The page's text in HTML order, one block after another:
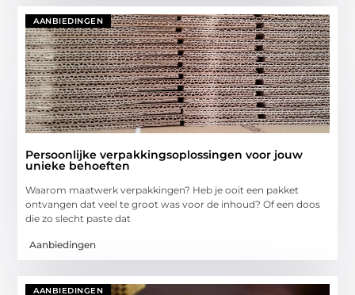
AANBIEDINGEN
Persoonlijke verpakkingsoplossingen voor jouw
unieke behoeften
Waarom maatwerk verpakkingen? Heb je ooit een pakket
ontvangen dat veel te groot was voor de inhoud? Of een doos
die zo slecht paste dat
Aanbiedingen
AANBIEDINGEN